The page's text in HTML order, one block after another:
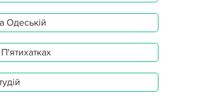
Одеській